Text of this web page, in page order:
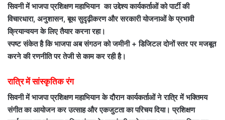
सिवनी में भाजपा प्रशिक्षण महाभियान का उद्देश्य कार्यकर्ताओं को पार्टी की
विचारधारा, अनुशासन, बूथ सुदृढ़ीकरण और सरकारी योजनाओं के प्रभावी
क्रियान्वयन के लिए तैयार करना रहा।
स्पष्ट संकेत है कि भाजपा अब संगठन को जमीनी + डिजिटल दोनों स्तर पर मजबूत
करने की रणनीति पर तेजी से काम कर रही है।
रात्रि में सांस्कृतिक रंग
सिवनी में भाजपा प्रशिक्षण महाभियानके दौरान कार्यकर्ताओं ने रात्रि में भक्तिमय
संगीत का आयोजन कर उत्साह और एकजुटता का परिचय दिया। प्रशिक्षण